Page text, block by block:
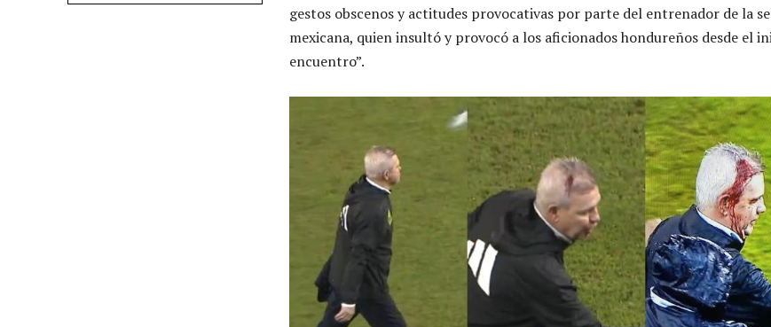
gestos obscenos y actitudes provocativas por parte del entrenador de la
mexicana, quien insultó y provocó a los aficionados hondureños desde el
encuentro”.